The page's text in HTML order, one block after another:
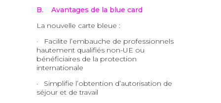
B. Avantages de la blue card
La nouvelle carte bleue :
· Facilite l’embauche de professionnels
hautement qualifiés non-UE ou
bénéficiaires de la protection
internationale
· Simplifie l’obtention d’autorisation de
séjour et de travail